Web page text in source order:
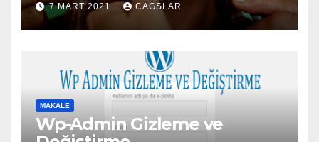
7 MART 2021 CAGSLAR
MAKALE
Wp-Admin Gizleme ve